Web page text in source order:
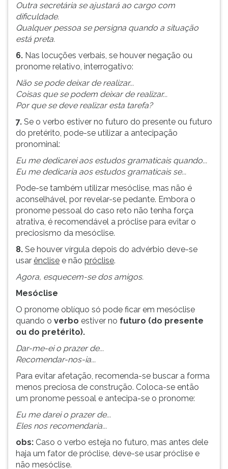
Outra secretária se ajustará ao cargo com
dificuldade.
Qualquer pessoa se persigna quando a situação
está preta.
6. Nas locuções verbais, se houver negação ou
pronome relativo, interrogativo:
Não se pode deixar de realizar...
Coisas que se podem deixar de realizar...
Por que se deve realizar esta tarefa?
7. Se o verbo estiver no futuro do presente ou futuro
do pretérito, pode-se utilizar a antecipação
pronominal:
Eu me dedicarei aos estudos gramaticais quando...
Eu me dedicaria aos estudos gramaticais se...
Pode-se também utilizar mesóclise, mas não é
aconselhável, por revelar-se pedante. Embora o
pronome pessoal do caso reto não tenha força
atrativa, é recomendável a próclise para evitar o
preciosismo da mesóclise.
8. Se houver vírgula depois do advérbio deve-se
usar ênclise e não próclise.
Agora, esquecem-se dos amigos.
Mesóclise
O pronome oblíquo só pode ficar em mesóclise
quando o verbo estiver no futuro (do presente
ou do pretérito).
Dar-me-ei o prazer de...
Recomendar-nos-ia...
Para evitar afetação, recomenda-se buscar a forma
menos preciosa de construção. Coloca-se então
um pronome pessoal e antecipa-se o pronome:
Eu me darei o prazer de...
Eles nos recomendaria...
obs: Caso o verbo esteja no futuro, mas antes dele
haja um fator de próclise, deve-se usar próclise e
não mesóclise.